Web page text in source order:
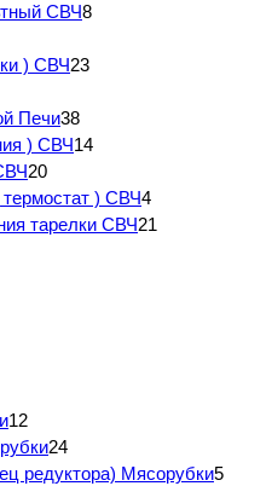
СВЧ8
) СВЧ23
Печи38
) СВЧ14
20
термостат ) СВЧ4
тарелки СВЧ21
12
24
редуктора) Мясорубки5